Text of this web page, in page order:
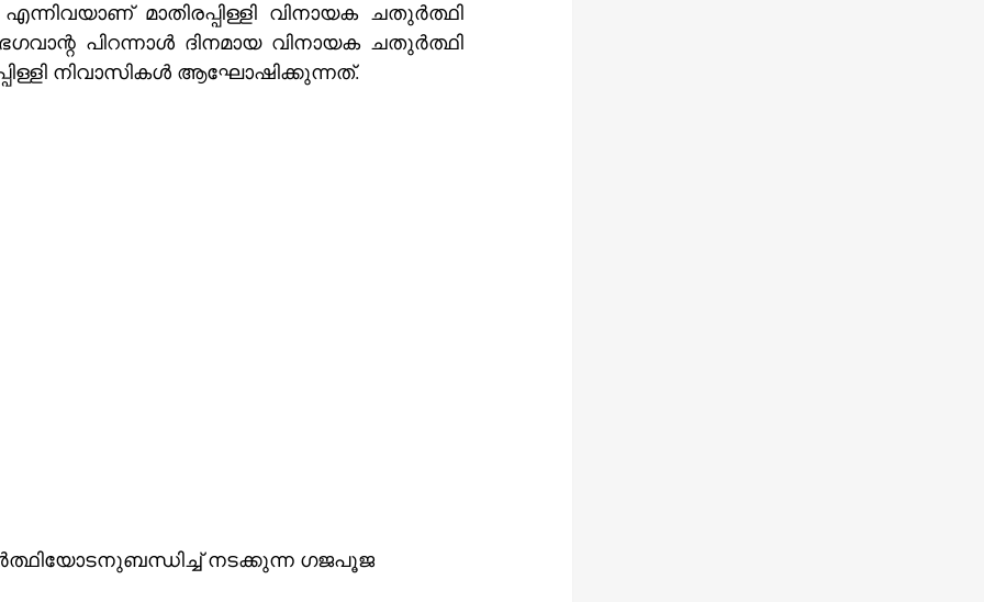
പിറന്നാൾ ദിനമായ വിനായക ചതുർത്ഥി
നാടിൻറെ ഉത്സവം ആയിട്ടാണ്‌ മാതിരപ്പിള്ളി നിവാസികൾ ആഘോഷിക്കുന്നത്‌.
നടക്കുന്ന ഗജപൂജ